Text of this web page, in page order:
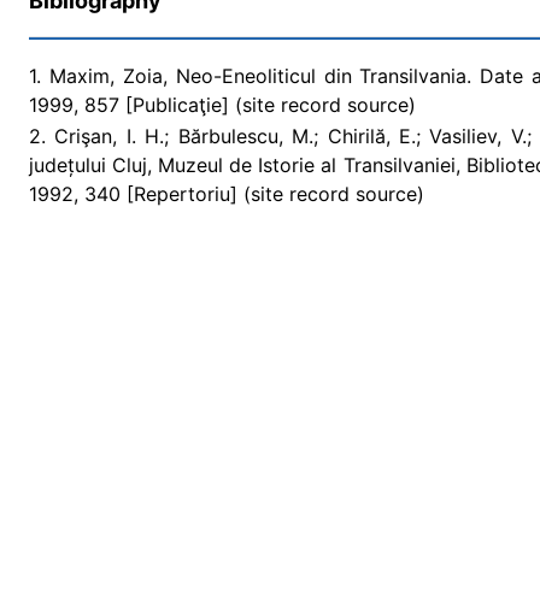
1. Maxim, Zoia, Neo-Eneoliticul din Transilvania.
1999, 857 [Publicaţie] (site record source)
2. Crişan, I. H.; Bărbulescu, M.; Chirilă, E.; Vasiliev,
județului Cluj, Muzeul de Istorie al Transilvaniei,
1992, 340 [Repertoriu] (site record source)